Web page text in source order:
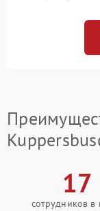
17
сотрудников в